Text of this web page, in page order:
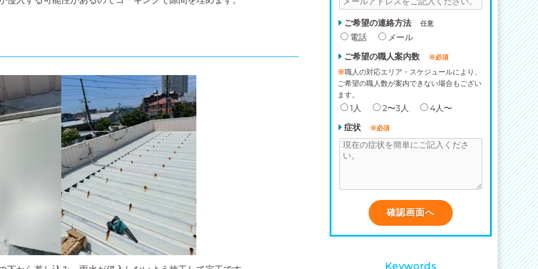
ご希望の連絡方法 任意
電話
メール
ご希望の職人案内数
※必須
※職人の対応エリア・スケジュールにより、
ご希望の職人数が案内できない場合もござい
ます。
1人 2〜3人
4人〜
症状
※必須
Keywords